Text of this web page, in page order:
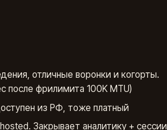
отличные воронки и когорты.
после фрилимита 100K MTU)
из РФ, тоже платный
Закрывает аналитику + сессии